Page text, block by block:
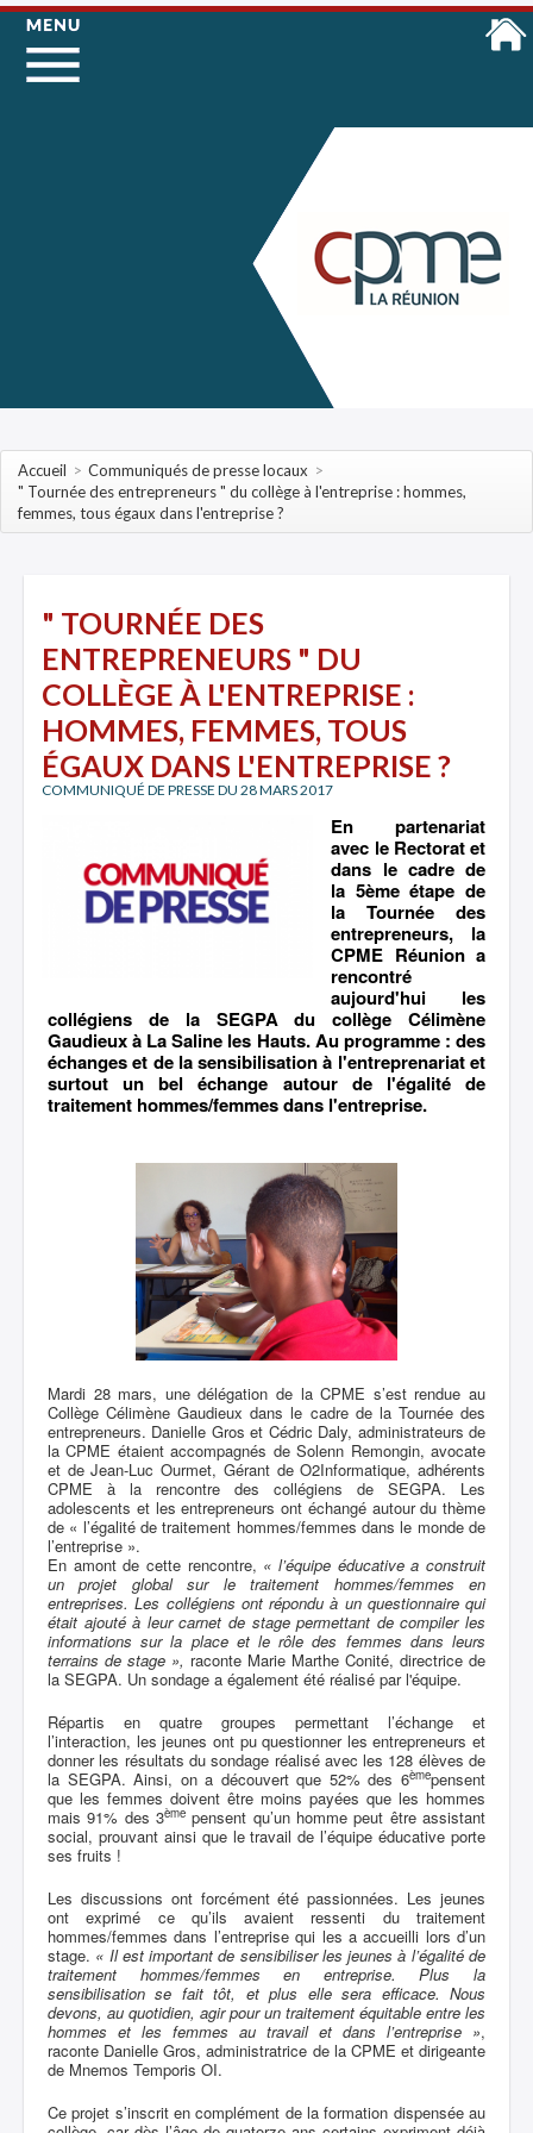
Accueil > Communiqués de presse locaux >
" Tournée des entrepreneurs " du collège à l'entreprise : hommes,
femmes, tous égaux dans l'entreprise ?
" TOURNÉE DES
ENTREPRENEURS " DU
COLLÈGE À L'ENTREPRISE :
HOMMES, FEMMES, TOUS
ÉGAUX DANS L'ENTREPRISE ?
COMMUNIQUÉ DE PRESSE DU 28 MARS 2017
En partenariat
avec le Rectorat et
dans le cadre de
la 5ème étape de
la Tournée des
entrepreneurs, la
CPME Réunion a
rencontré
aujourd'hui les
collégiens de la SEGPA du collège Célimène
Gaudieux à La Saline les Hauts. Au programme : des
échanges et de la sensibilisation à l'entreprenariat et
surtout un bel échange autour de l'égalité de
traitement hommes/femmes dans l'entreprise.
Mardi 28 mars, une délégation de la CPME s’est rendue au
Collège Célimène Gaudieux dans le cadre de la Tournée des
entrepreneurs. Danielle Gros et Cédric Daly, administrateurs de
la CPME étaient accompagnés de Solenn Remongin, avocate
et de Jean-Luc Ourmet, Gérant de O2Informatique, adhérents
CPME à la rencontre des collégiens de SEGPA. Les
adolescents et les entrepreneurs ont échangé autour du thème
de « l’égalité de traitement hommes/femmes dans le monde de
l’entreprise ».
En amont de cette rencontre, « l’équipe éducative a construit
un projet global sur le traitement hommes/femmes en
entreprises. Les collégiens ont répondu à un questionnaire qui
était ajouté à leur carnet de stage permettant de compiler les
informations sur la place et le rôle des femmes dans leurs
terrains de stage », raconte Marie Marthe Conité, directrice de
la SEGPA. Un sondage a également été réalisé par l'équipe.
Répartis en quatre groupes permettant l’échange et
l’interaction, les jeunes ont pu questionner les entrepreneurs et
donner les résultats du sondage réalisé avec les 128 élèves de
la SEGPA. Ainsi, on a découvert que 52% des 6èmepensent
que les femmes doivent être moins payées que les hommes
mais 91% des 3ème pensent qu’un homme peut être assistant
social, prouvant ainsi que le travail de l’équipe éducative porte
ses fruits !
Les discussions ont forcément été passionnées. Les jeunes
ont exprimé ce qu’ils avaient ressenti du traitement
hommes/femmes dans l’entreprise qui les a accueilli lors d’un
stage. « Il est important de sensibiliser les jeunes à l’égalité de
traitement hommes/femmes en entreprise. Plus la
sensibilisation se fait tôt, et plus elle sera efficace. Nous
devons, au quotidien, agir pour un traitement équitable entre les
hommes et les femmes au travail et dans l’entreprise »,
raconte Danielle Gros, administratrice de la CPME et dirigeante
de Mnemos Temporis OI.
Ce projet s’inscrit en complément de la formation dispensée au